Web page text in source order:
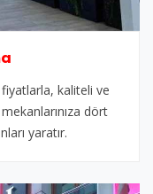
fiyatlarla, kaliteli ve
dört
yaratır.